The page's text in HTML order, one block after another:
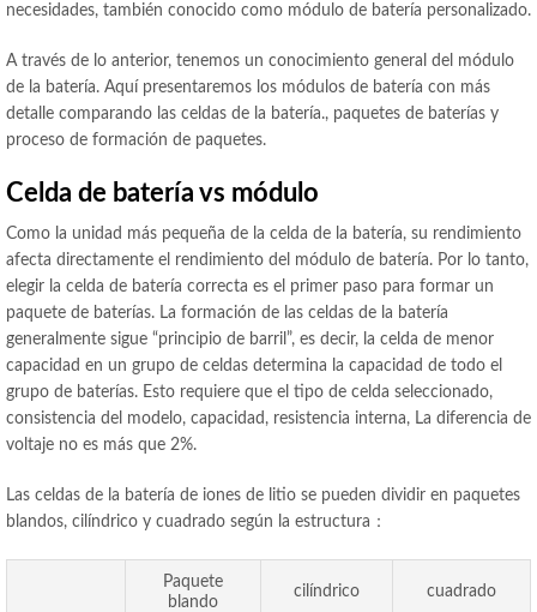
necesidades, también conocido como módulo de batería personalizado.
A través de lo anterior, tenemos un conocimiento general del módulo
de la batería. Aquí presentaremos los módulos de batería con más
detalle comparando las celdas de la batería., paquetes de baterías y
proceso de formación de paquetes.
Celda de batería vs módulo
Como la unidad más pequeña de la celda de la batería, su rendimiento
afecta directamente el rendimiento del módulo de batería. Por lo tanto,
elegir la celda de batería correcta es el primer paso para formar un
paquete de baterías. La formación de las celdas de la batería
generalmente sigue “principio de barril”, es decir, la celda de menor
capacidad en un grupo de celdas determina la capacidad de todo el
grupo de baterías. Esto requiere que el tipo de celda seleccionado,
consistencia del modelo, capacidad, resistencia interna, La diferencia de
voltaje no es más que 2%.
Las celdas de la batería de iones de litio se pueden dividir en paquetes
blandos, cilíndrico y cuadrado según la estructura：
Paquete
blando
cilíndrico cuadrado